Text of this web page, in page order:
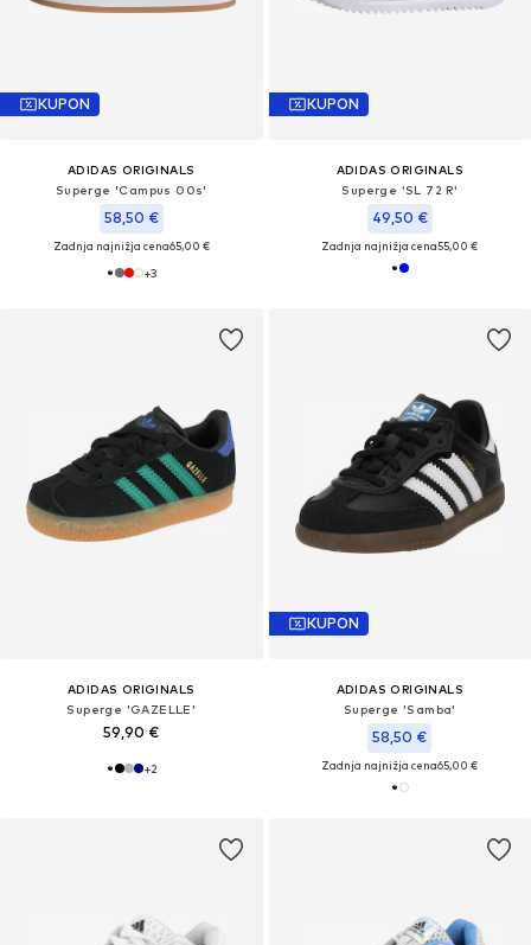
KUPON
ADIDAS ORIGINALS
Superge 'Campus 00s'
58,50 €
Zadnja najnižja cena65,00 €
+3
KUPON
ADIDAS ORIGINALS
Superge 'SL 72 R'
49,50 €
Zadnja najnižja cena55,00 €
ADIDAS ORIGINALS
Superge 'GAZELLE'
59,90 €
+2
KUPON
ADIDAS ORIGINALS
Superge 'Samba'
58,50 €
Zadnja najnižja cena65,00 €